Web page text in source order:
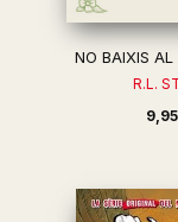
NO BAIXIS AL
R.L.